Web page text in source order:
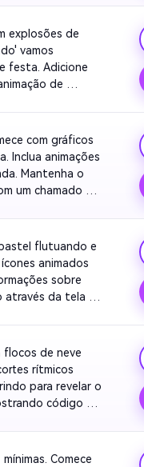
explosões de
vamos
festa. Adicione
de
com gráficos
Inclua animações
Mantenha o
um chamado
flutuando e
animados
sobre
através da tela
flocos de neve
rítmicos
para revelar o
código de
Comece